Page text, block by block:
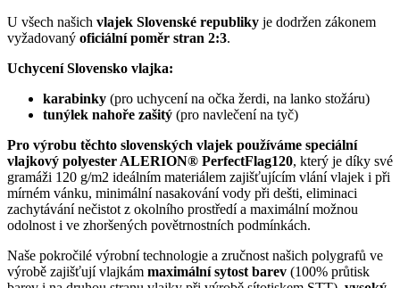
U všech našich vlajek Slovenské republiky je dodržen zákonem
vyžadovaný oficiální poměr stran 2:3.
Uchycení Slovensko vlajka:
karabinky (pro uchycení na očka žerdi, na lanko stožáru)
tunýlek nahoře zašitý (pro navlečení na tyč)
Pro výrobu těchto slovenských vlajek používáme speciální
vlajkový polyester ALERION® PerfectFlag120, který je díky své
gramáži 120 g/m2 ideálním materiálem zajišťujícím vlání vlajek i při
mírném vánku, minimální nasakování vody při dešti, eliminaci
zachytávání nečistot z okolního prostředí a maximální možnou
odolnost i ve zhoršených povětrnostních podmínkách.
Naše pokročilé výrobní technologie a zručnost našich polygrafů ve
výrobě zajišťují vlajkám maximální sytost barev (100% průtisk